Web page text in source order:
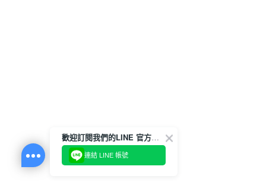
歡迎訂閱我們的LINE 官方帳號
連結 LINE 帳號